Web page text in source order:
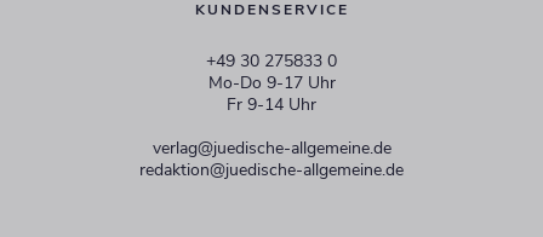
KUNDENSERVICE
+49 30 275833 0
Mo-Do 9-17 Uhr
Fr 9-14 Uhr
verlag@juedische-allgemeine.de
redaktion@juedische-allgemeine.de